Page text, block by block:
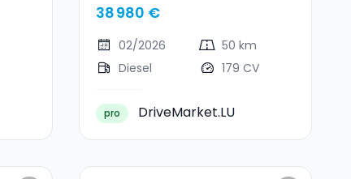
38 980 €
02/2026
50 km
Diesel
179 CV
pro DriveMarket.LU